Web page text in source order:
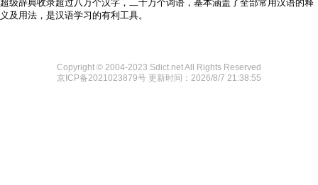
超级辞典收录超过八万个汉字，二十万个词语，基本涵盖了全部常用汉语的释
义及用法，是汉语学习的有利工具。
Copyright © 2004-2023 Sdict.net All Rights Reserved
京ICP备2021023879号 更新时间：2026/8/7 21:38:55